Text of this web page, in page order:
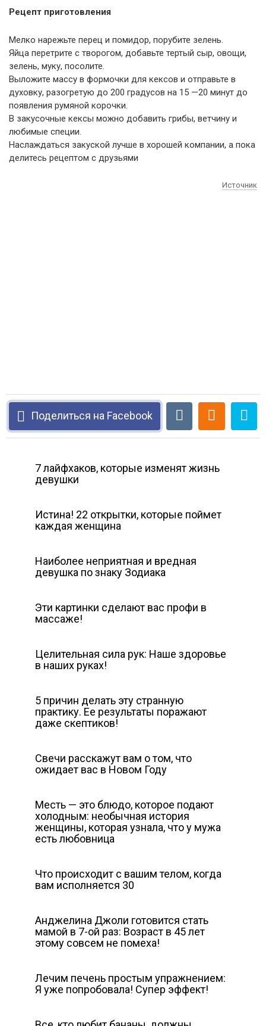
Рецепт приготовления
Мелко нарежьте перец и помидор, порубите зелень.
Яйца перетрите с творогом, добавьте тертый сыр, овощи,
зелень, муку, посолите.
Выложите массу в формочки для кексов и отправьте в
духовку, разогретую до 200 градусов на 15 —20 минут до
появления румяной корочки.
В закусочные кексы можно добавить грибы, ветчину и
любимые специи.
Наслаждаться закуской лучше в хорошей компании, а пока
делитесь рецептом с друзьями
Источник
Поделиться на Facebook
7 лайфхаков, которые изменят жизнь
девушки
Истина! 22 открытки, которые поймет
каждая женщина
Наиболее неприятная и вредная
девушка по знаку Зодиака
Эти картинки сделают вас профи в
массаже!
Целительная сила рук: Наше здоровье
в наших руках!
5 причин делать эту странную
практику. Ее результаты поражают
даже скептиков!
Свечи расскажут вам о том, что
ожидает вас в Новом Году
Месть — это блюдо, которое подают
холодным: необычная история
женщины, которая узнала, что у мужа
есть любовница
Что происходит с вашим телом, когда
вам исполняется 30
Анджелина Джоли готовится стать
мамой в 7-ой раз: Возраст в 45 лет
этому совсем не помеха!
Лечим печень простым упражнением:
Я уже попробовала! Супер эффект!